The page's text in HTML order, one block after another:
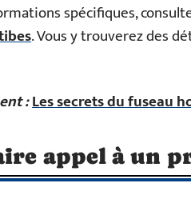
spécifiques,
. Vous y trouverez des
:Les secrets du fuseau
appel à un